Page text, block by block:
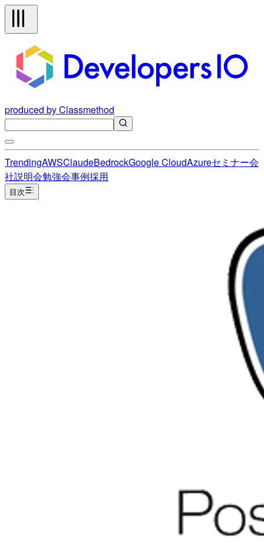
produced by Classmethod
TrendingAWSClaudeBedrockGoogle CloudAzureセミナー会
社説明会勉強会事例採用
目次